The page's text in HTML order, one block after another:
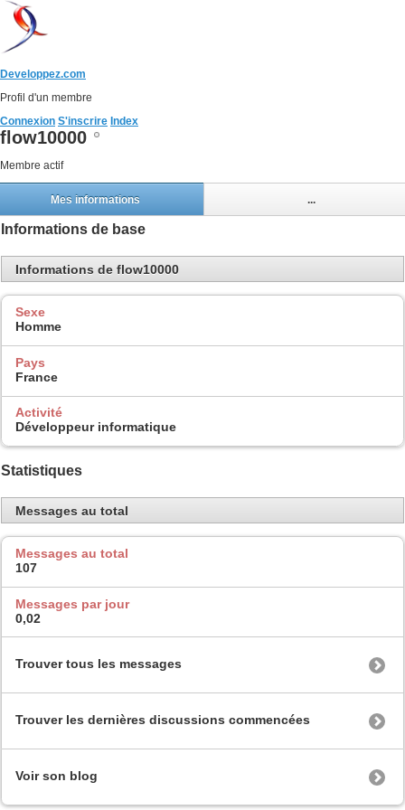
Developpez.com
Profil d'un membre
Connexion S'inscrire Index
flow10000
Membre actif
Mes informations ...
Informations de base
Informations de flow10000
Sexe
Homme
Pays
France
Activité
Développeur informatique
Statistiques
Messages au total
Messages au total
107
Messages par jour
0,02
Trouver tous les messages
Trouver les dernières discussions commencées
Voir son blog